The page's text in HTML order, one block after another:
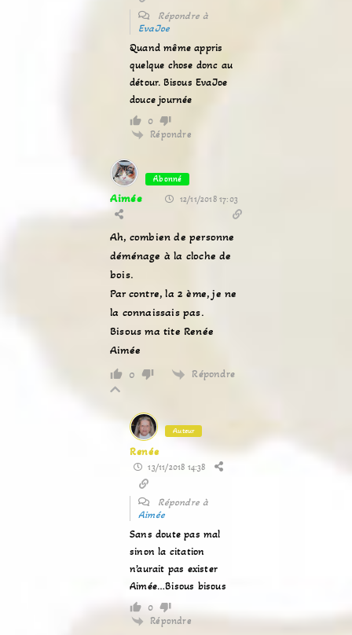
Répondre à
EvaJoe
Quand même appris
quelque chose donc au
détour. Bisous EvaJoe
douce journée
0
Répondre
Abonné
Aimée 12/11/2018 17:03
Ah, combien de personne
déménage à la cloche de
bois.
Par contre, la 2 ème, je ne
la connaissais pas.
Bisous ma tite Renée
Aimée
0 Répondre
Auteur
Renée
13/11/2018 14:38
Répondre à
Aimée
Sans doute pas mal
sinon la citation
n’aurait pas exister
Aimée…Bisous bisous
0
Répondre